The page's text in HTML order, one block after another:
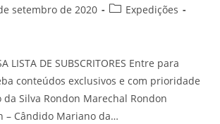
setembro de 2020
Categoria
Expedições
LISTA DE SUBSCRITORES Entre para
conteúdos exclusivos e com prioridade
Silva Rondon Marechal Rondon
– Cândido Mariano da…